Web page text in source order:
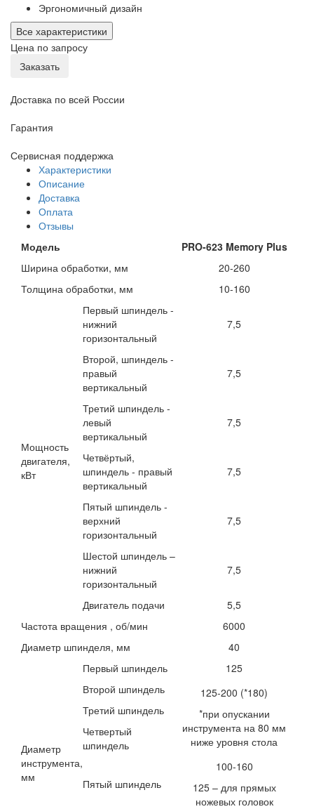
Эргономичный дизайн
Все характеристики
Цена по запросу
Заказать
Доставка по всей России
Гарантия
Сервисная поддержка
Характеристики
Описание
Доставка
Оплата
Отзывы
Модель
PRO-623 Memory Plus
Ширина обработки, мм
20-260
Толщина обработки, мм
10-160
Мощность
двигателя,
кВт
Первый шпиндель -
нижний
горизонтальный
7,5
Второй, шпиндель -
правый
вертикальный
7,5
Третий шпиндель -
левый
вертикальный
7,5
Четвёртый,
шпиндель - правый
вертикальный
7,5
Пятый шпиндель -
верхний
горизонтальный
7,5
Шестой шпиндель –
нижний
горизонтальный
7,5
Двигатель подачи
5,5
Частота вращения , об/мин
6000
Диаметр шпинделя, мм
40
Диаметр
инструмента,
мм
Первый шпиндель
125
Второй шпиндель
Третий шпиндель
Четвертый
шпиндель
125-200 (*180)
*при опускании
инструмента на 80 мм
ниже уровня стола
Пятый шпиндель
100-160
125 – для прямых
ножевых головок